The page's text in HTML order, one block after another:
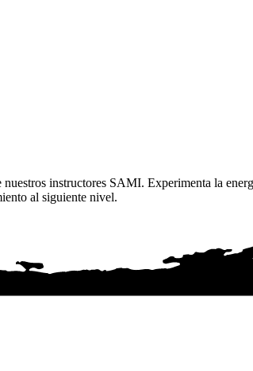
instructores SAMI. Experimenta la
al siguiente nivel.